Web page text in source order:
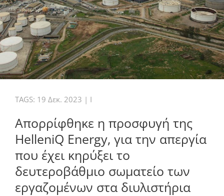
TAGS: 19 Δεκ. 2023 | I
Απορρίφθηκε η προσφυγή της
HelleniQ Energy, για την απεργία
που έχει κηρύξει το
δευτεροβάθμιο σωματείο των
εργαζομένων στα διυλιστήρια